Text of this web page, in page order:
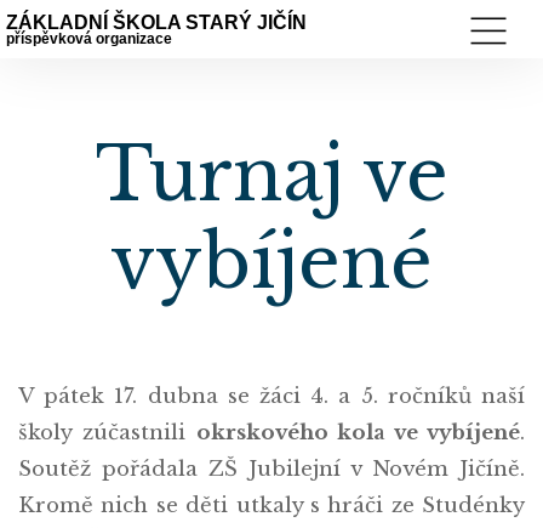
ZÁKLADNÍ ŠKOLA STARÝ JIČÍN
příspěvková organizace
Turnaj ve
vybíjené
V pátek 17. dubna se žáci 4. a 5. ročníků naší
školy zúčastnili okrskového kola ve vybíjené.
Soutěž pořádala ZŠ Jubilejní v Novém Jičíně.
Kromě nich se děti utkaly s hráči ze Studénky